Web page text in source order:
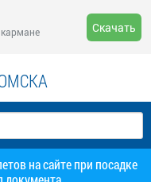
Скачать
на сайте при посадке